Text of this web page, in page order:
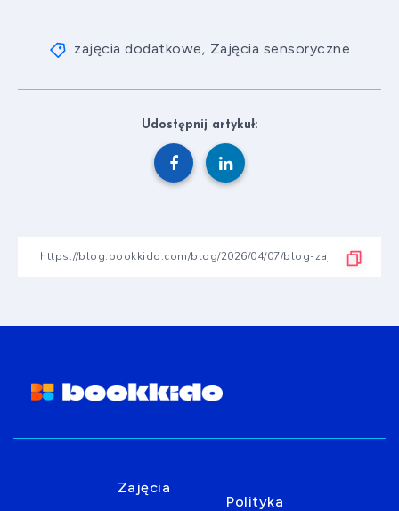
zajęcia dodatkowe , Zajęcia sensoryczne
Udostępnij artykuł:
Zajęcia
Polityka